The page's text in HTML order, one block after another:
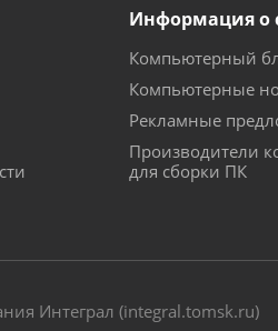
Информация о
Компьютерный
Компьютерные
Рекламные
Производители
для сборки ПК
Интеграл (integral.tomsk.ru)